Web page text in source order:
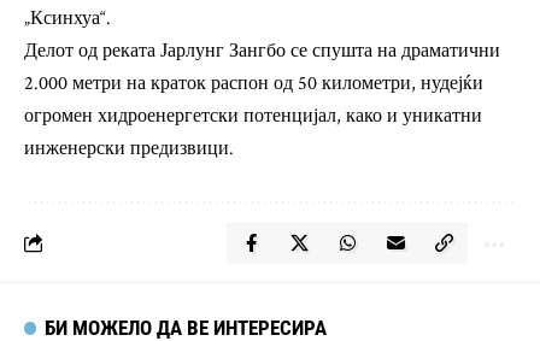
„Ксинхуа“.
Делот од реката Јарлунг Зангбо се спушта на драматични
2.000 метри на краток распон од 50 километри, нудејќи
огромен хидроенергетски потенцијал, како и уникатни
инженерски предизвици.
БИ МОЖЕЛО ДА ВЕ ИНТЕРЕСИРА